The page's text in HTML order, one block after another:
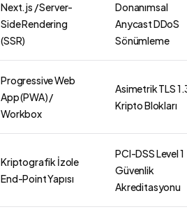
Next.js / Server-
Side Rendering
(SSR)
Donanımsal
Anycast DDoS
Sönümleme
Progressive Web
App (PWA) /
Workbox
Asimetrik TLS
Kripto Blokları
Kriptografik İzole
End-Point Yapısı
PCI-DSS Level 1
Güvenlik
Akreditasyonu